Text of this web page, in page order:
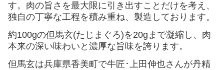
す。肉の旨さを最大限に引き出すことだけを考え、
独自の丁寧な工程を積み重ね、製造しております。
約100gの但馬玄(たじまぐろ)を20gまで凝縮し、肉
本来の深い味わいと濃厚な旨味を誇ります。
但馬玄は兵庫県香美町で牛匠･上田伸也さんが丹精